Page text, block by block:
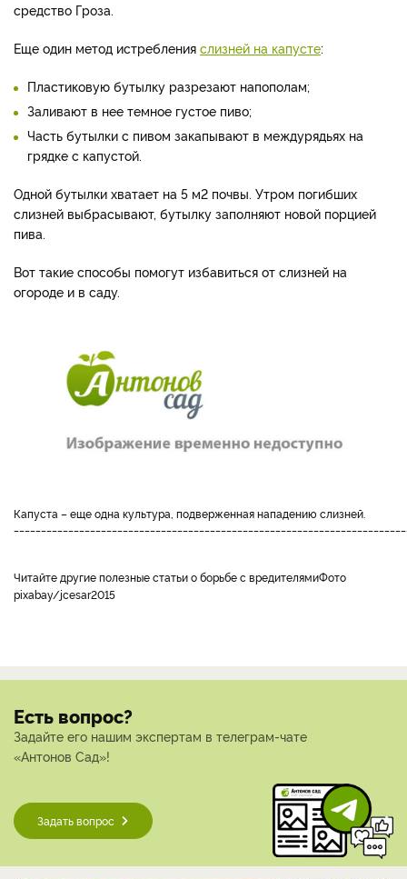
средство Гроза.
Еще один метод истребления слизней на капусте:
Пластиковую бутылку разрезают напополам;
Заливают в нее темное густое пиво;
Часть бутылки с пивом закапывают в междурядьях на
грядке с капустой.
Одной бутылки хватает на 5 м2 почвы. Утром погибших
слизней выбрасывают, бутылку заполняют новой порцией
пива.
Вот такие способы помогут избавиться от слизней на
огороде и в саду.
капуста – еще одна культура, подверженная нападению слизней.
Читайте другие полезные статьи о борьбе с вредителямиФото
pixabay/jcesar2015
Есть вопрос?
Задайте его нашим экспертам в телеграм-чате
«Антонов Сад»!
Задать вопрос